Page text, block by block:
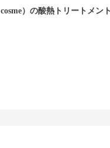
）の酸熱トリートメン